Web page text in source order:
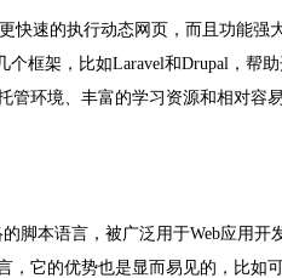
快速的执行动态网页，而且功能
个框架，比如Laravel和Drupal，帮
管环境、丰富的学习资源和相对容
的脚本语言，被广泛用于Web应用
，它的优势也是显而易见的，比